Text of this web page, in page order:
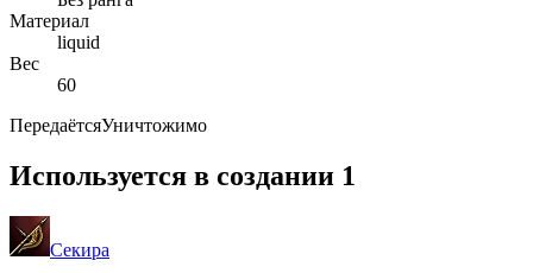
Материал
liquid
Вес
60
ПередаётсяУничтожимо
Используется в создании 1
Секира